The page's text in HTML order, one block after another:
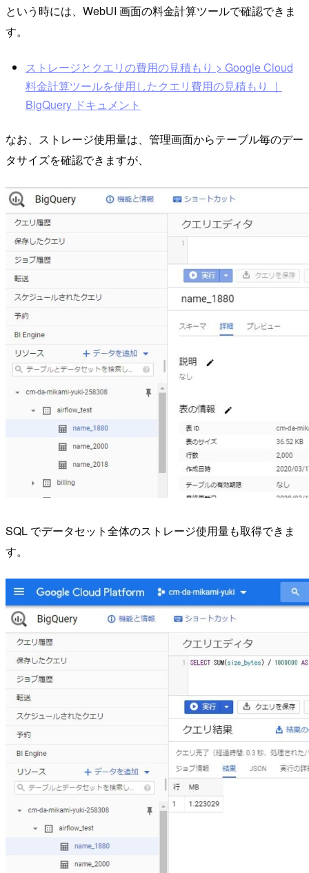
という時には、WebUI 画面の料金計算ツールで確認できま
す。
ストレージとクエリの費用の見積もり > Google Cloud
料金計算ツールを使用したクエリ費用の見積もり ｜
BigQuery ドキュメント
なお、ストレージ使用量は、管理画面からテーブル毎のデー
タサイズを確認できますが、
SQL でデータセット全体のストレージ使用量も取得できま
す。